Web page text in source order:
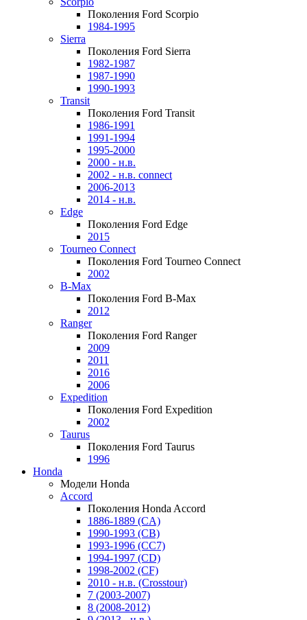
Поколения Ford Scorpio
1984-1995
Sierra
Поколения Ford Sierra
1982-1987
1987-1990
1990-1993
Transit
Поколения Ford Transit
1986-1991
1991-1994
1995-2000
2000 - н.в.
2002 - н.в. connect
2006-2013
2014 - н.в.
Edge
Поколения Ford Edge
2015
Tourneo Connect
Поколения Ford Tourneo Connect
2002
B-Max
Поколения Ford B-Max
2012
Ranger
Поколения Ford Ranger
2009
2011
2016
2006
Expedition
Поколения Ford Expedition
2002
Taurus
Поколения Ford Taurus
1996
Honda
Модели Honda
Accord
Поколения Honda Accord
1886-1889 (CA)
1990-1993 (CB)
1993-1996 (CC7)
1994-1997 (CD)
1998-2002 (CF)
2010 - н.в. (Crosstour)
7 (2003-2007)
8 (2008-2012)